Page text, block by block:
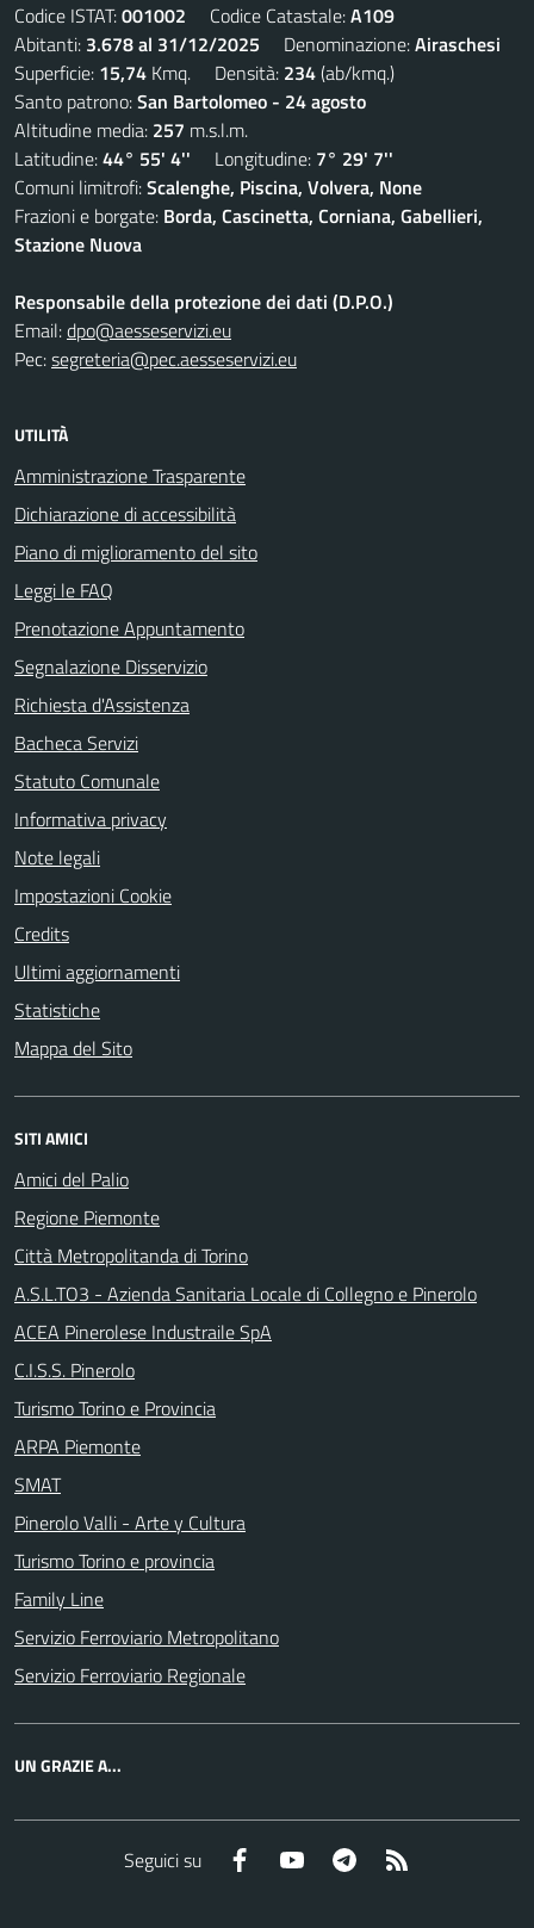
Codice ISTAT:001002 Codice Catastale:A109
Abitanti: 3.678 al 31/12/2025 Denominazione:Airaschesi
Superficie: 15,74 Kmq. Densità: 234(ab/kmq.)
Santo patrono:San Bartolomeo - 24 agosto
Altitudine media: 257 m.s.l.m.
Latitudine:44° 55' 4'' Longitudine: 7° 29' 7''
Comuni limitrofi:Scalenghe, Piscina, Volvera, None
Frazioni e borgate: Borda, Cascinetta, Corniana, Gabellieri,
Stazione Nuova
Responsabile della protezione dei dati (D.P.O.)
Email:dpo@aesseservizi.eu
Pec:segreteria@pec.aesseservizi.eu
UTILITÀ
Amministrazione Trasparente
Dichiarazione di accessibilità
Piano di miglioramento del sito
Leggi le FAQ
Prenotazione Appuntamento
Segnalazione Disservizio
Richiesta d'Assistenza
Bacheca Servizi
Statuto Comunale
Informativa privacy
Note legali
Impostazioni Cookie
Credits
Ultimi aggiornamenti
Statistiche
Mappa del Sito
SITI AMICI
Amici del Palio
Regione Piemonte
Città Metropolitanda di Torino
A.S.L.TO3 - Azienda Sanitaria Locale di Collegno e Pinerolo
ACEA Pinerolese Industraile SpA
C.I.S.S. Pinerolo
Turismo Torino e Provincia
ARPA Piemonte
SMAT
Pinerolo Valli - Arte y Cultura
Turismo Torino e provincia
Family Line
Servizio Ferroviario Metropolitano
Servizio Ferroviario Regionale
UN GRAZIE A...
Seguici su Facebook YouTube Telegram